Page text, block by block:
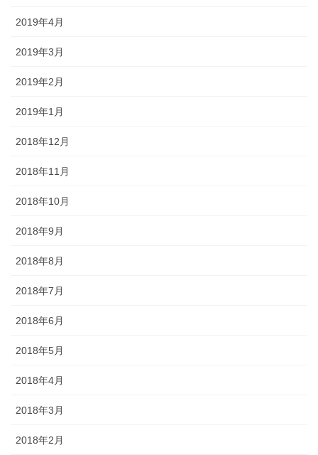
2019年4月
2019年3月
2019年2月
2019年1月
2018年12月
2018年11月
2018年10月
2018年9月
2018年8月
2018年7月
2018年6月
2018年5月
2018年4月
2018年3月
2018年2月